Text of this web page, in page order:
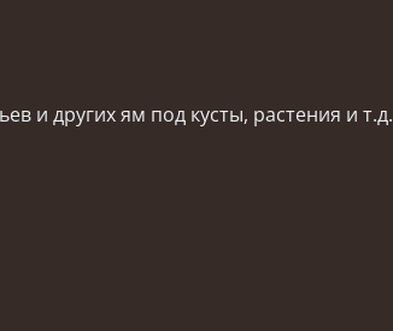
и других ям под кусты, растения и т.д.